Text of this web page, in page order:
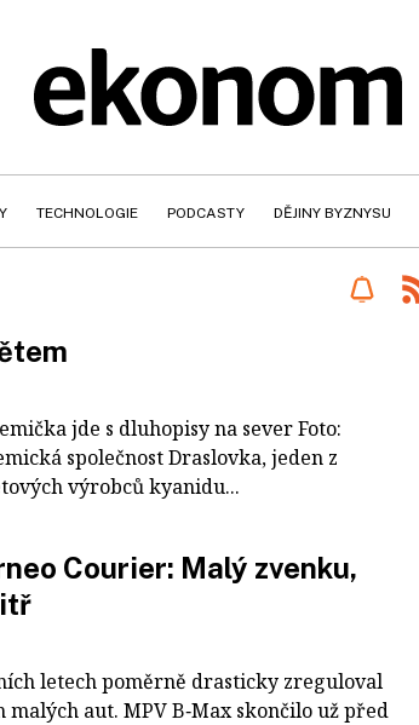
TECHNOLOGIE PODCASTY DĚJINY BYZNYSU
jde s dluhopisy na sever Foto:
společnost Draslovka, jeden z
výrobců kyanidu...
Courier: Malý zvenku,
letech poměrně drasticky zreguloval
malých aut. MPV B‑Max skončilo už před